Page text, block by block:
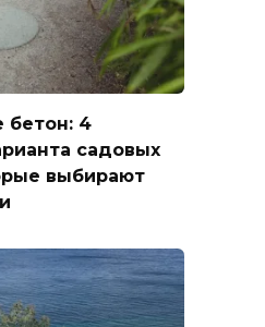
бетон: 4
садовых
выбирают